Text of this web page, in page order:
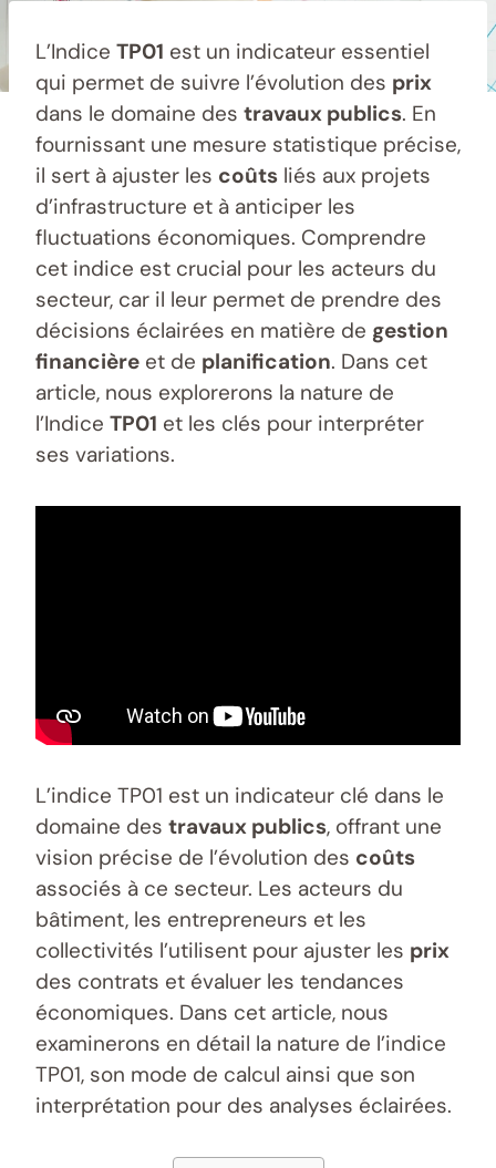
L’Indice TP01 est un indicateur essentiel
qui permet de suivre l’évolution des prix
dans le domaine des travaux publics. En
fournissant une mesure statistique précise,
il sert à ajuster les coûts liés aux projets
d’infrastructure et à anticiper les
fluctuations économiques. Comprendre
cet indice est crucial pour les acteurs du
secteur, car il leur permet de prendre des
décisions éclairées en matière de gestion
financière et de planification. Dans cet
article, nous explorerons la nature de
l’Indice TP01 et les clés pour interpréter
ses variations.
L’indice TP01 est un indicateur clé dans le
domaine des travaux publics, offrant une
vision précise de l’évolution des coûts
associés à ce secteur. Les acteurs du
bâtiment, les entrepreneurs et les
collectivités l’utilisent pour ajuster les prix
des contrats et évaluer les tendances
économiques. Dans cet article, nous
examinerons en détail la nature de l’indice
TP01, son mode de calcul ainsi que son
interprétation pour des analyses éclairées.